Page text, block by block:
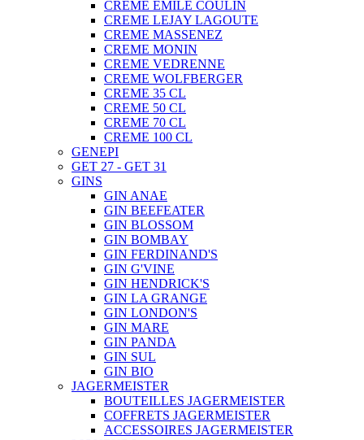
CREME EMILE COULIN
CREME LEJAY LAGOUTE
CREME MASSENEZ
CREME MONIN
CREME VEDRENNE
CREME WOLFBERGER
CREME 35 CL
CREME 50 CL
CREME 70 CL
CREME 100 CL
GENEPI
GET 27 - GET 31
GINS
GIN ANAE
GIN BEEFEATER
GIN BLOSSOM
GIN BOMBAY
GIN FERDINAND'S
GIN G'VINE
GIN HENDRICK'S
GIN LA GRANGE
GIN LONDON'S
GIN MARE
GIN PANDA
GIN SUL
GIN BIO
JAGERMEISTER
BOUTEILLES JAGERMEISTER
COFFRETS JAGERMEISTER
ACCESSOIRES JAGERMEISTER